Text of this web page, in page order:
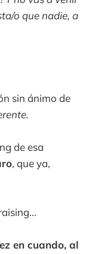
o que nadie, a
sin ánimo de
de esa
, que ya,
en cuando, al